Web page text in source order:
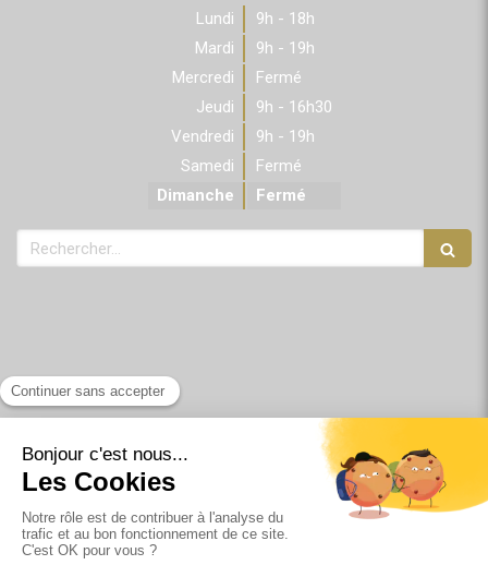
Lundi
9h - 18h
Mardi
9h - 19h
Mercredi
Fermé
Jeudi
9h - 16h30
Vendredi
9h - 19h
Samedi
Fermé
Dimanche
Fermé
Rechercher